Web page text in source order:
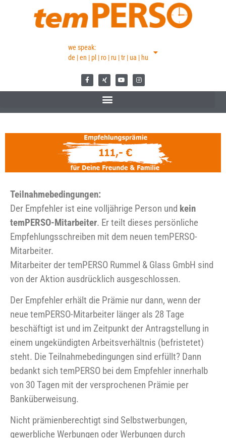
we speak:
de | en | pl | ro | ru | tr | ua | hu
Teilnahmebedingungen:
Der Empfehler ist eine volljährige Person und kein
temPERSO-Mitarbeiter. Er teilt dieses persönliche
Empfehlungsschreiben mit dem neuen temPERSO-
Mitarbeiter.
Mitarbeiter der temPERSO Rummel & Glass GmbH sind
von der Aktion ausdrücklich ausgeschlossen.
Der Empfehler erhält die Prämie nur dann, wenn der
neue temPERSO-Mitarbeiter länger als 28 Tage
beschäftigt ist und im Zeitpunkt der Antragstellung in
einem ungekündigten Arbeitsverhältnis (befristetet)
steht. Die Teilnahmebedingungen sind erfüllt? Dann
bedankt sich temPERSO bei dem Empfehler innerhalb
von 30 Tagen mit der versprochenen Prämie per
Banküberweisung.
Nicht prämienberechtigt sind Selbstwerbungen,
gewerbliche Werbungen oder Werbungen durch